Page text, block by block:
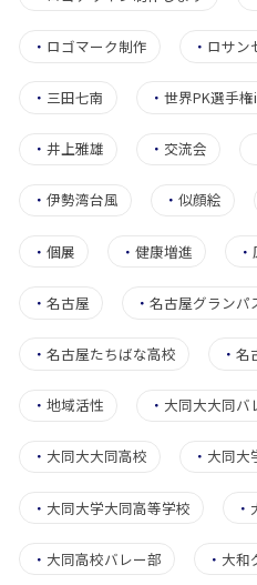
・ ロゴマーク制作 ・ ロサン
・ 三田七南 ・世界PK選手
・ 井上雅雄 ・ 交流会
・ 伊勢湾台風 ・似顔絵
・ 個展 ・健康増進 ・
・ 名古屋 ・名古屋グランパ
・ 名古屋たちばな高校 ・名
・ 地域活性 ・ 大同大大同バ
・ 大同大大同高校 ・ 大同大
・ 大同大学大同高等学校 ・
・ 大同高校バレー部 ・ 大和